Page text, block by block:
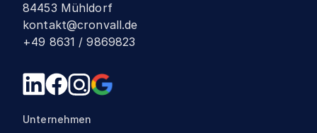
84453 Mühldorf
kontakt@cronvall.de
+49 8631 / 9869823
Unternehmen